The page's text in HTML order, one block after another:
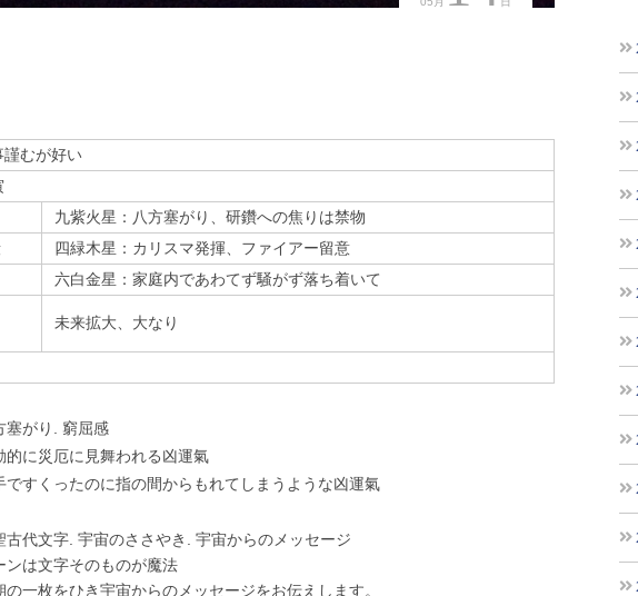
謹むが好い
九紫火星：八方塞がり、研鑽への焦りは禁物
四緑木星：カリスマ発揮、ファイアー留意
六白金星：家庭内であわてず騒がず落ち着いて
未来拡大、大なり
塞がり. 窮屈感
的に災厄に⾒舞われる凶運氣
ですくったのに指の間からもれてしまうような凶運氣
古代⽂字. 宇宙のささやき. 宇宙からのメッセージ
ンは⽂字そのものが魔法
の⼀枚をひき宇宙からのメッセージをお伝えします。